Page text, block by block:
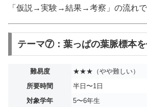
「仮説→実験→結果→考察」の流れで
テーマ⑦：葉っぱの葉脈標本を
難易度
★★★（やや難しい）
所要時間
半日〜1日
対象学年
5〜6年生